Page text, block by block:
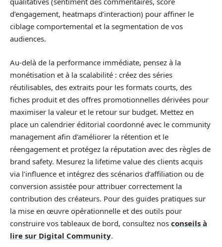
d’engagement, heatmaps d’interaction) pour affiner le
ciblage comportemental et la segmentation de vos
audiences.
Au‑delà de la performance immédiate, pensez à la
monétisation et à la scalabilité : créez des séries
réutilisables, des extraits pour les formats courts, des
fiches produit et des offres promotionnelles dérivées pour
maximiser la valeur et le retour sur budget. Mettez en
place un calendrier éditorial coordonné avec le community
management afin d’améliorer la rétention et le
réengagement et protégez la réputation avec des règles de
brand safety. Mesurez la lifetime value des clients acquis
via l’influence et intégrez des scénarios d’affiliation ou de
conversion assistée pour attribuer correctement la
contribution des créateurs. Pour des guides pratiques sur
la mise en œuvre opérationnelle et des outils pour
construire vos tableaux de bord, consultez nos conseils à
lire sur Digital Community.